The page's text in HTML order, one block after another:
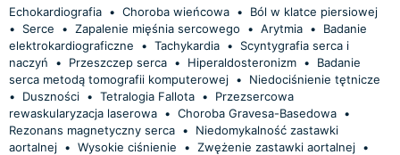
Echokardiografia • Choroba wieńcowa •
Ból w klatce piersiowej
•
Serce • Zapalenie mięśnia sercowego • Arytmia •
Badanie
elektrokardiograficzne
• Tachykardia •
Scyntygrafia serca i
naczyń
• Przeszczep serca • Hiperaldosteronizm •
Badanie
serca metodą tomografii komputerowej •
Niedociśnienie tętnicze
•
Duszności • Tetralogia Fallota •
Przezsercowa
rewaskularyzacja laserowa • Choroba Gravesa-Basedowa •
Rezonans magnetyczny serca •
Niedomykalność zastawki
aortalnej • Wysokie ciśnienie • Zwężenie zastawki aortalnej •